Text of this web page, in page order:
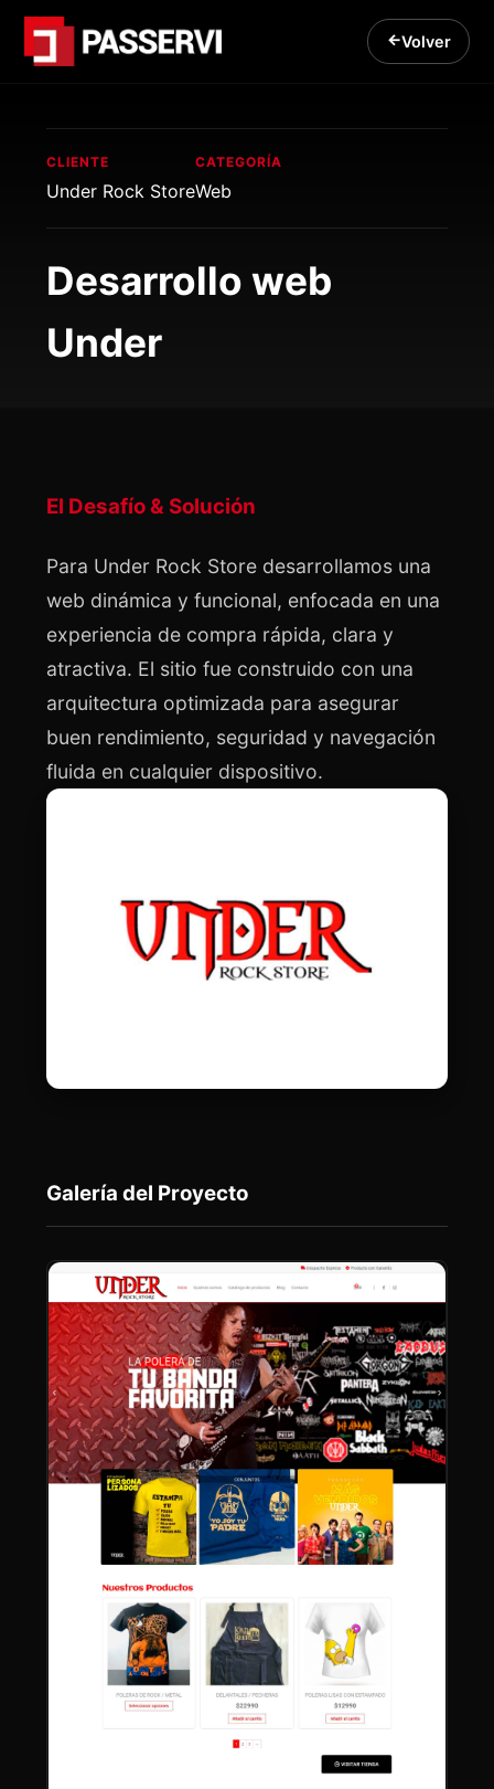
Volver
CLIENTE
Under Rock Store
CATEGORÍA
Web
Desarrollo web
Under
El Desafío & Solución
Para Under Rock Store desarrollamos una
web dinámica y funcional, enfocada en una
experiencia de compra rápida, clara y
atractiva. El sitio fue construido con una
arquitectura optimizada para asegurar
buen rendimiento, seguridad y navegación
fluida en cualquier dispositivo.
Galería del Proyecto